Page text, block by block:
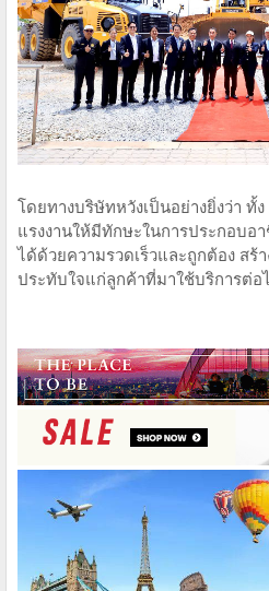
โดยทางบริษัทหวังเป็นอย่างยิ่งว่า
แรงงานให้มีทักษะในการประกอบอ
ได้ด้วยความรวดเร็วและถูกต้อง สร้
ประทับใจแก่ลูกค้าที่มาใช้บริการต่อ